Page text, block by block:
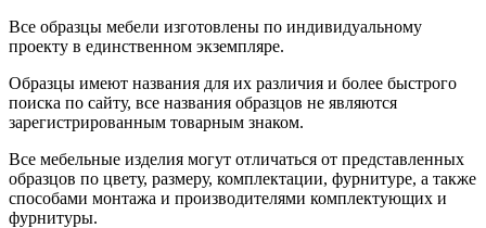
Все образцы мебели изготовлены по индивидуальному
проекту в единственном экземпляре.
Образцы имеют названия для их различия и более быстрого
поиска по сайту, все названия образцов не являются
зарегистрированным товарным знаком.
Все мебельные изделия могут отличаться от представленных
образцов по цвету, размеру, комплектации, фурнитуре, а также
способами монтажа и производителями комплектующих и
фурнитуры.